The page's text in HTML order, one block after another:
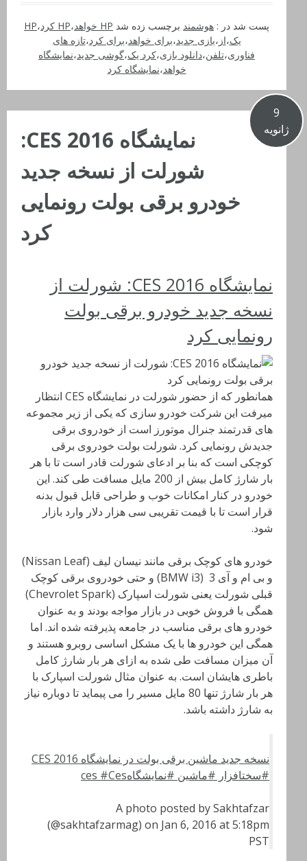
پست شد در : هوشمند برچسب زده شد HP خواهد ،HP کرد ،HP
یک،از ،بازی جدید،برای خواهد،برای کرد،تازه های
فناوری،تلفن،دانلود بازی،کرد یک،گوشی جدید،نمایشگاه
خواهد،نمایشگاه کرد
9
ژانویه
نمایشگاه CES 2016:
شورلت از نسخه جدید
خودرو برقی بولت رونمایی
کرد
نمایشگاه CES 2016: شورلت از
نسخه جدید خودرو برقی بولت
رونمایی کرد
همانطور که از حضور شورلت در نمایشگاه CES انتظار
میرفت این شرکت خودرو سازی که یکی از زیر مجموعه
های قدرتمند جنرال موتورز است از خودروی برقی
جدیدش رونمایی کرد. شورلت بولت خودروی برقی
کوچکی است که بنا بر ادعای شورلت قادر است تا با هر
بار شارژ کامل بیش از 200 مایل مسافت طی کند. این
خودرو در کنار امکانات خوب و طراحی قابل قبول بدنه
قرار است تا با قیمت تقریبی سی هزار دلار وارد بازار
شود.
خودرو های کوچک برقی مانند نیسان لیف (Nissan Leaf)
و بی ام و آی 3 (BMW i3) و حتی خودروی برقی کوچک
قبلی شورلت یعنی شورلت اسپارک (Chevrolet Spark)
همگی با فروش خوبی در بازار مواجه بودند و به عنوان
خودرو های برقی مناسب در جامعه پذیرفته شده اند. اما
همگی این خودرو ها با یک مشکل اساسی روبرو هستند و
آن میزان مسافت طی شده به ازای هر بار شارژ کامل
باطری هایشان است. به عنوان مثال شورلت اسپارک با
هر بار شارژ تنها 80 مایل مسیر را می پیماید تا دوباره نیاز
به شارژ داشته باشد.
نسخه جدید ماشین برقی بولت در نمایشگاه CES 2016
#سختافزار #ماشین #نمایشگاهces #Ces
A photo posted by Sakhtafzar
(@sakhtafzarmag) on Jan 6, 2016 at 5:18pm
PST